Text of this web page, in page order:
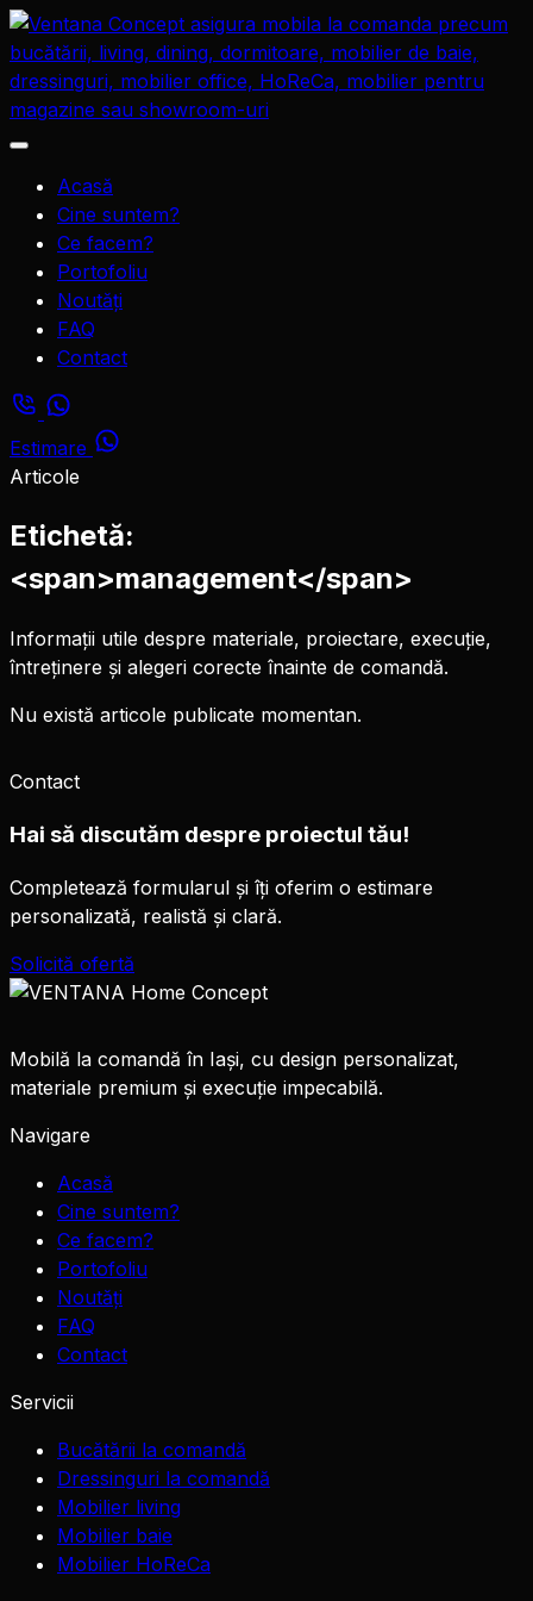
Sari
la
conținut
Deschide
Acasă
Cine suntem?
Ce facem?
Portofoliu
Noutăți
FAQ
Contact
Estimare
Articole
Etichetă:
<span>management</span>
Informații utile despre materiale, proiectare, execuție,
întreținere și alegeri corecte înainte de comandă.
Nu există articole publicate momentan.
Contact
Hai să discutăm despre proiectul tău!
Completează formularul și îți oferim o estimare
personalizată, realistă și clară.
Solicită ofertă
Mobilă la comandă în Iași, cu design personalizat,
materiale premium și execuție impecabilă.
Navigare
Acasă
Cine suntem?
Ce facem?
Portofoliu
Noutăți
FAQ
Contact
Servicii
Bucătării la comandă
Dressinguri la comandă
Mobilier living
Mobilier baie
Mobilier HoReCa